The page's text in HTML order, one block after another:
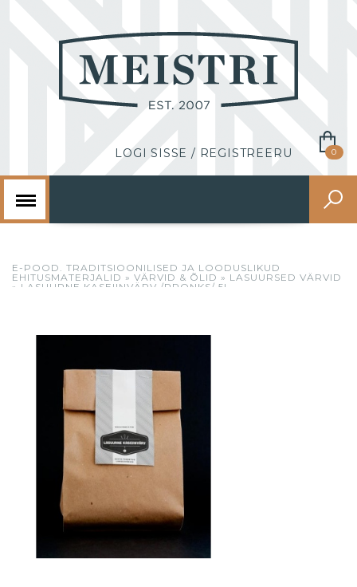
0
Menu
E-POOD. TRADITSIOONILISED JA LOODUSLIKUD
EHITUSMATERJALID » VÄRVID & ÕLID » LASUURSED VÄRVID
» LASUURNE KASEIINVÄRV /PRONKS/ 5L